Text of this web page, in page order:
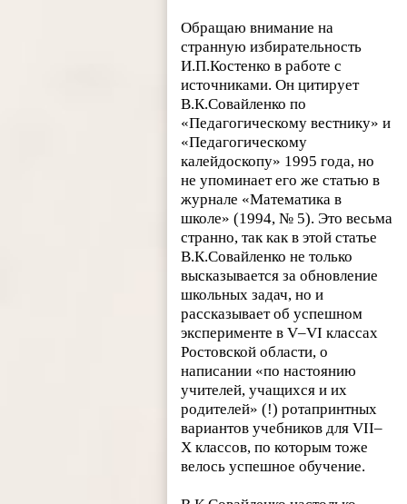
Обращаю внимание на
странную избирательность
И.П.Костенко в работе с
источниками. Он цитирует
В.К.Совайленко по
«Педагогическому вестнику» и
«Педагогическому
калейдоскопу» 1995 года, но
не упоминает его же статью в
журнале «Математика в
школе» (1994, № 5). Это весьма
странно, так как в этой статье
В.К.Совайленко не только
высказывается за обновление
школьных задач, но и
рассказывает об успешном
эксперименте в V–VI классах
Ростовской области, о
написании «по настоянию
учителей, учащихся и их
родителей» (!) ротапринтных
вариантов учебников для VII–
X классов, по которым тоже
велось успешное обучение.